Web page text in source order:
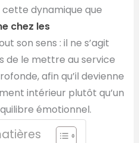
dynamique que
chez les
son sens : il ne s’agit
de le mettre au service
afin qu’il devienne
intérieur plutôt qu’un
émotionnel.